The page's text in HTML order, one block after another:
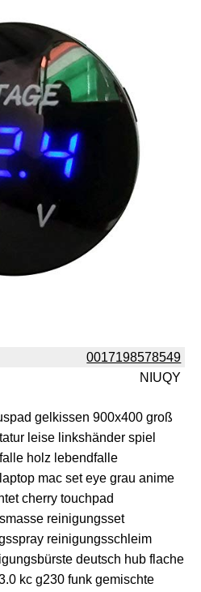
0017198578549
NIUQY
gelkissen 900x400 groß
leise linkshänder spiel
holz lebendfalle
mac set eye grau anime
cherry touchpad
reinigungsset
reinigungsschleim
deutsch hub flache
kc g230 funk gemischte